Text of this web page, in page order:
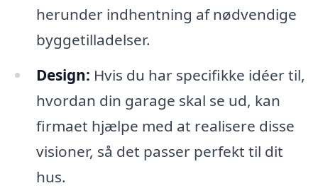
herunder indhentning af nødvendige
byggetilladelser.
Design: Hvis du har specifikke idéer til,
hvordan din garage skal se ud, kan
firmaet hjælpe med at realisere disse
visioner, så det passer perfekt til dit
hus.